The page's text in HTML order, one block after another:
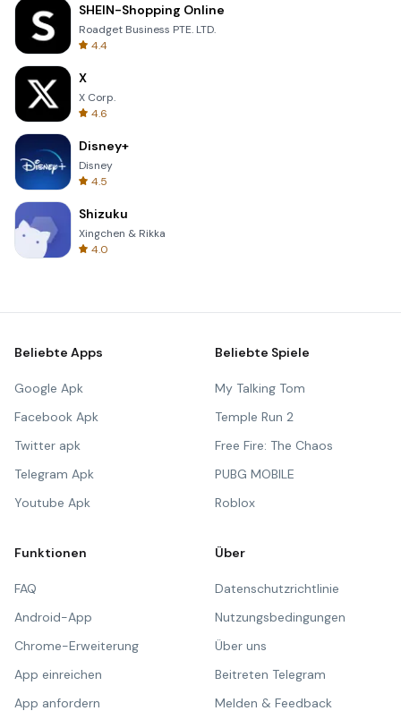
SHEIN-Shopping Online
Roadget Business PTE. LTD.
4.4
X
X Corp.
4.6
Disney+
Disney
4.5
Shizuku
Xingchen & Rikka
4.0
Beliebte Apps
Google Apk
Facebook Apk
Twitter apk
Telegram Apk
Youtube Apk
Beliebte Spiele
My Talking Tom
Temple Run 2
Free Fire: The Chaos
PUBG MOBILE
Roblox
Funktionen
FAQ
Android-App
Chrome-Erweiterung
App einreichen
App anfordern
Über
Datenschutzrichtlinie
Nutzungsbedingungen
Über uns
Beitreten Telegram
Melden & Feedback